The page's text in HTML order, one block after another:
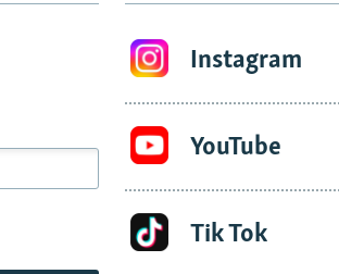
Instagram
YouTube
Tik Tok